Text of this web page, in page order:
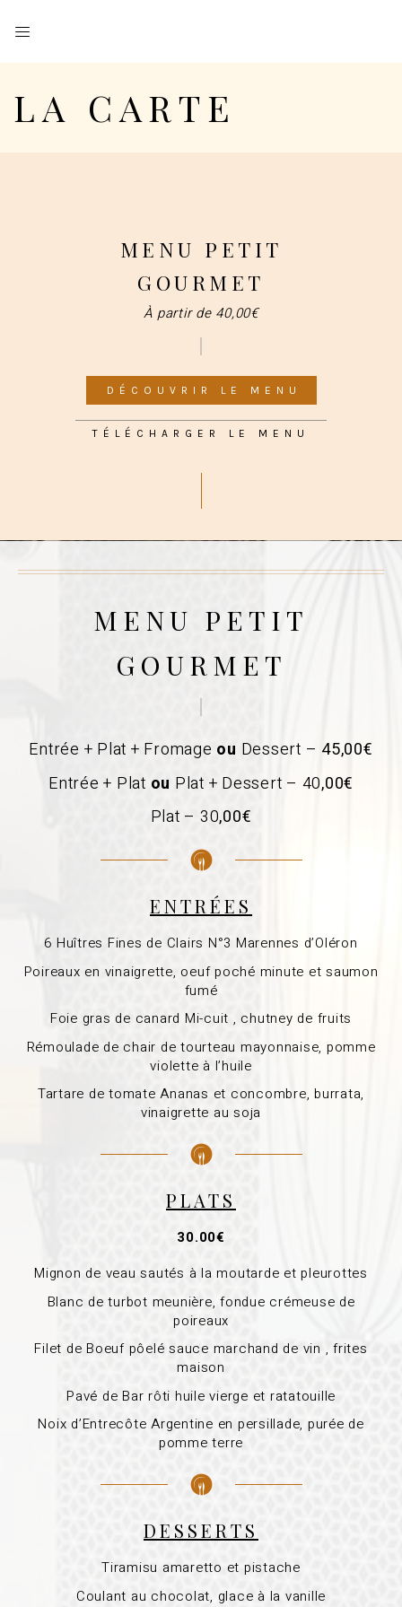
LA CARTE
MENU PETIT
GOURMET
À partir de 40,00€
DÉCOUVRIR LE MENU
TÉLÉCHARGER LE MENU
MENU PETIT
GOURMET
Entrée + Plat + Fromage ou Dessert – 45,00€
Entrée + Plat ou Plat + Dessert – 40,00€
Plat – 30,00€
ENTRÉES
6 Huîtres Fines de Clairs N°3 Marennes d’Oléron
Poireaux en vinaigrette, oeuf poché minute et saumon
fumé
Foie gras de canard Mi-cuit , chutney de fruits
Rémoulade de chair de tourteau mayonnaise, pomme
violette à l’huile
Tartare de tomate Ananas et concombre, burrata,
vinaigrette au soja
PLATS
30.00€
Mignon de veau sautés à la moutarde et pleurottes
Blanc de turbot meunière, fondue crémeuse de
poireaux
Filet de Boeuf pôelé sauce marchand de vin , frites
maison
Pavé de Bar rôti huile vierge et ratatouille
Noix d’Entrecôte Argentine en persillade, purée de
pomme terre
DESSERTS
Tiramisu amaretto et pistache
Coulant au chocolat, glace à la vanille